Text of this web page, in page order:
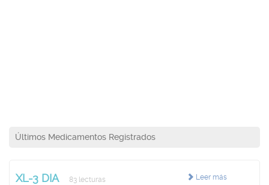
Últimos Medicamentos Registrados
Leer más
XL-3 DIA 83 lecturas